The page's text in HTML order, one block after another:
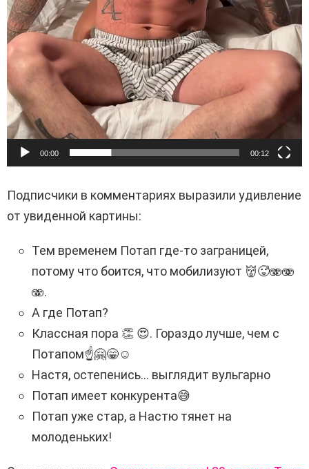
00:00 00:12
Подписчики в комментариях выразили удивление
от увиденной картины:
Тем временем Потап где-то заграницей,
потому что боится, что мобилизуют 👹🥵🫨🫨
🫨.
А где Потап?
Классная пора 👏 😍. Гораздо лучше, чем с
Потапом☝️🤗😁☺️
Настя, остепенись… выглядит вульгарно
Потап имеет конкурента😅
Потап уже стар, а Настю тянет на
молоденьких!